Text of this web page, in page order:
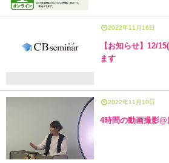
2022年11月16日
【お知らせ】12/
ます
2022年11月10日
4時間の動画撮影